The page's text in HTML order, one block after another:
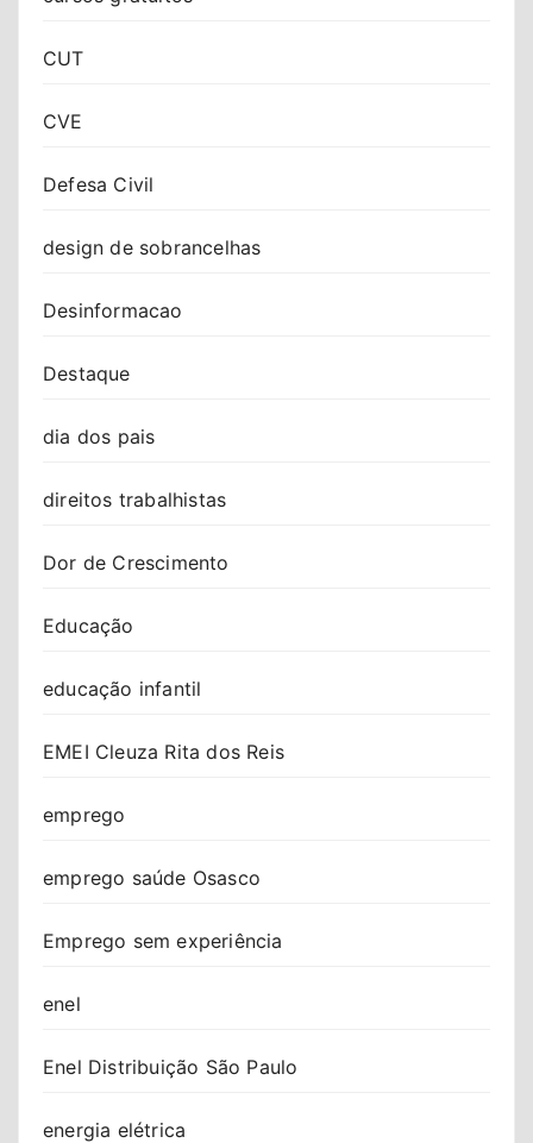
CUT
CVE
Defesa Civil
design de sobrancelhas
Desinformacao
Destaque
dia dos pais
direitos trabalhistas
Dor de Crescimento
Educação
educação infantil
EMEI Cleuza Rita dos Reis
emprego
emprego saúde Osasco
Emprego sem experiência
enel
Enel Distribuição São Paulo
energia elétrica